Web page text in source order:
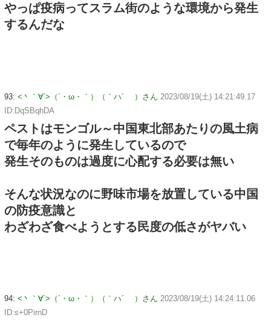
やっぱ疫病ってスラム街のような環境から発生
するんだな
93: <丶｀∀´>（´・ω・｀）（｀ハ´ ）さん 2023/08/19(土) 14:21:49.17
ID:DqSBqhDA
ペストはモンゴル～中国東北部あたりの風土病
で毎年のように発生しているので
発生そのものは過度に心配する必要は無い
そんな状況なのに野味市場を放置している中国
の防疫意識と
わざわざ食べようとする民度の低さがヤバい
94: <丶｀∀´>（´・ω・｀）（｀ハ´ ）さん 2023/08/19(土) 14:24:11.06
ID:s+0PirnD